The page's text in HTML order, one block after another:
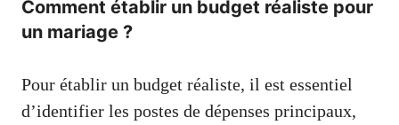
Comment établir un budget réaliste pour
un mariage ?
Pour établir un budget réaliste, il est essentiel
d’identifier les postes de dépenses principaux,